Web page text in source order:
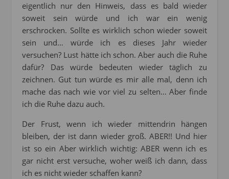
eigentlich nur den Hinweis, dass es bald wieder
soweit sein würde und ich war ein wenig
erschrocken. Sollte es wirklich schon wieder soweit
sein und… würde ich es dieses Jahr wieder
versuchen? Lust hätte ich schon. Aber auch die Ruhe
dafür? Das würde bedeuten wieder täglich zu
zeichnen. Gut tun würde es mir alle mal, denn ich
mache das nach wie vor viel zu selten… Aber finde
ich die Ruhe dazu auch.
Der Frust, wenn ich wieder mittendrin hängen
bleiben, der ist dann wieder groß. ABER!! Und hier
ist so ein Aber wirklich wichtig: ABER wenn ich es
gar nicht erst versuche, woher weiß ich dann, dass
ich es nicht wieder schaffen kann?